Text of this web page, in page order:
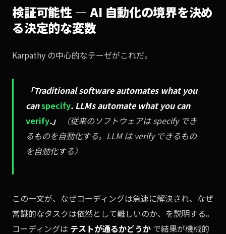
検証可能性 — AI 自動化の境界を決め
る決定的な変数
Karpathy の中心的なテーゼがこれだ。
「Traditional software automates what you
canspecify. LLMs automate what you can
verify.」
（従来のソフトウェアは specify でき
るものを自動化する。LLM は verify できるもの
を自動化する）
この一文が、なぜコーディングは急速に解決され、なぜ
常識的なタスクは依然として難しいのか、を説明する。
コーディングは テストが通るかどうか で結果が機械的